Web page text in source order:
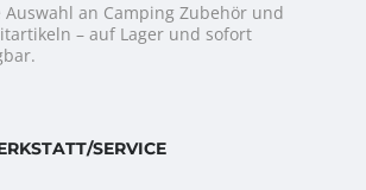
Auswahl an Camping Zubehör und
– auf Lager und sofort
SERVICE